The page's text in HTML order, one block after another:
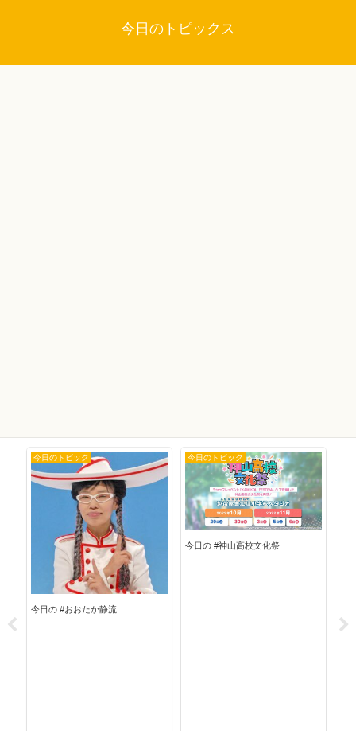
今日のトピックス
今日のトピック
今日の #おおたか静流
今日のトピック
今日の #神山高校文化祭